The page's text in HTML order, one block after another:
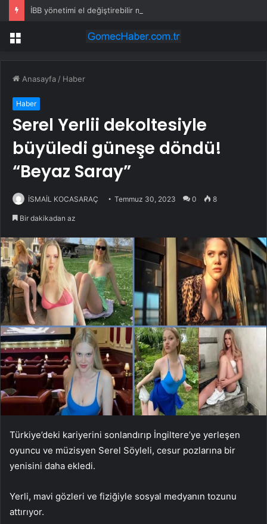
Menü
Anasayfa / Haber
Haber
Serel Yerlii dekoltesiyle
büyüledi güneşe döndü!
“Beyaz Saray”
İSMAİL KOCASARAÇ Temmuz 30, 2023 0 8
Bir dakikadan az
Türkiye’deki kariyerini sonlandırıp İngiltere’ye yerleşen
oyuncu ve müzisyen Serel Söyleli, cesur pozlarına bir
yenisini daha ekledi.
Yerli, mavi gözleri ve fiziğiyle sosyal medyanın tozunu
attırıyor.